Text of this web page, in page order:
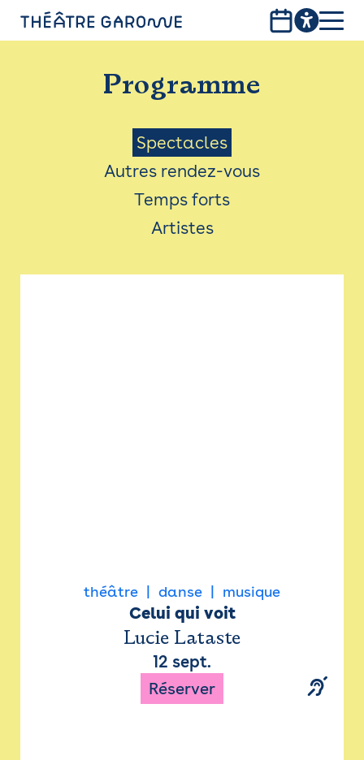
PROGRAMME
INFOS PRATIQUES
AVEC LES PUBLICS
ACCESSIBILITÉ
LES PRODUCTIONS
Programme
Menu
Saison
Spectacles
Autres rendez-vous
Temps forts
Artistes
théâtre danse musique
Celui qui voit
Lucie Lataste
12 sept.
Réserver